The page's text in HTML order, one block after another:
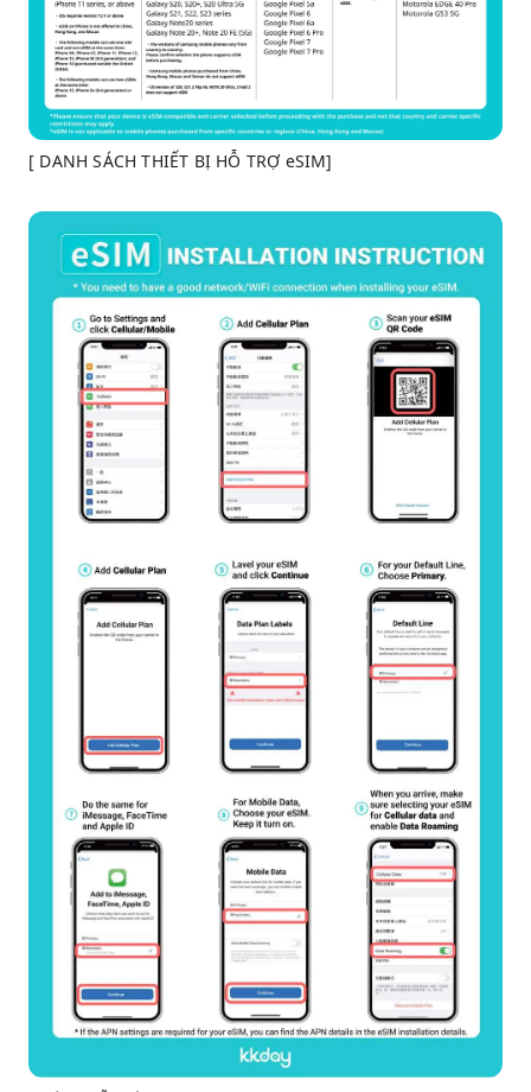
[ DANH SÁCH THIẾT BỊ HỖ TRỢ eSIM]